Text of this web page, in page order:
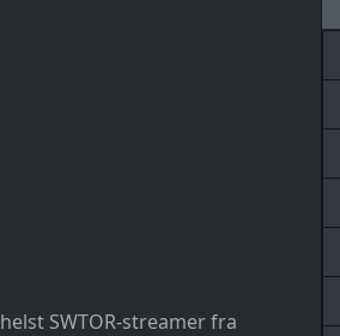
SWTOR-streamer fra